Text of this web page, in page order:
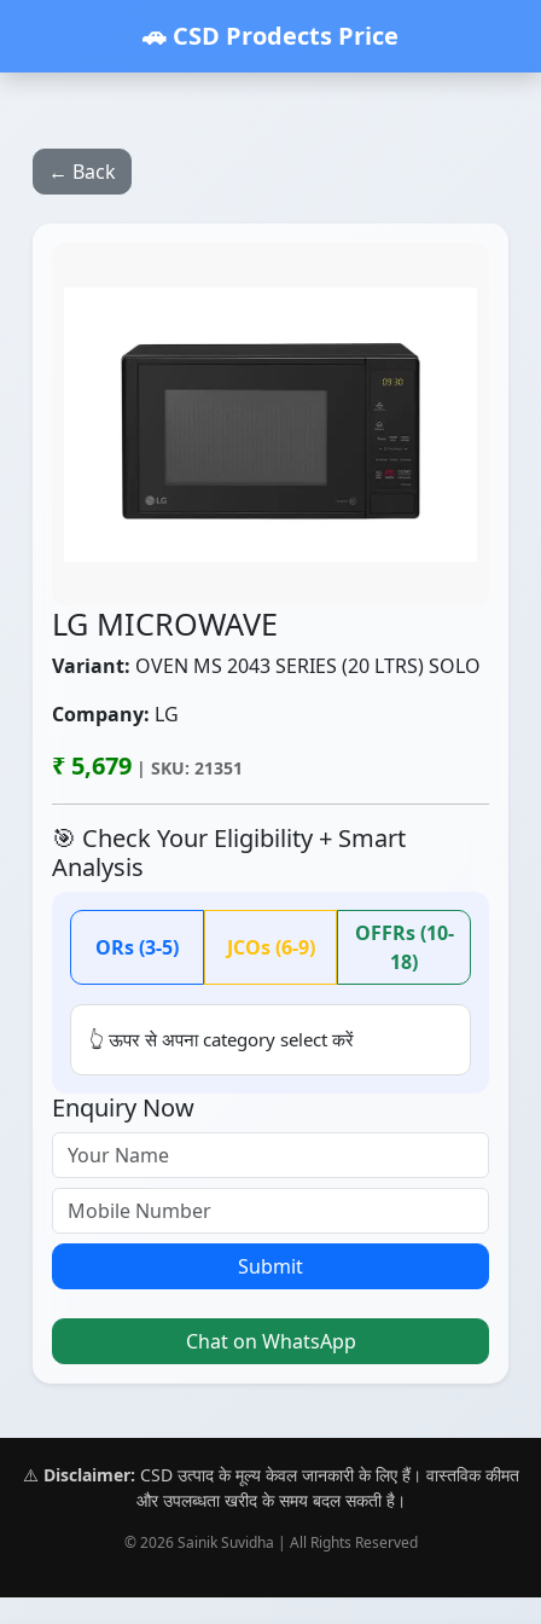
🚗 CSD Prodects Price
← Back
LG MICROWAVE
Variant: OVEN MS 2043 SERIES (20 LTRS) SOLO
Company: LG
₹ 5,679 | SKU: 21351
🎯 Check Your Eligibility + Smart
Analysis
ORs (3-5) JCOs (6-9)
OFFRs (10-
18)
👆 ऊपर से अपना category select करें
Enquiry Now
Submit
Chat on WhatsApp
⚠️ Disclaimer: CSD उत्पाद के मूल्य केवल जानकारी के लिए हैं। वास्तविक कीमत
और उपलब्धता खरीद के समय बदल सकती है।
© 2026 Sainik Suvidha | All Rights Reserved